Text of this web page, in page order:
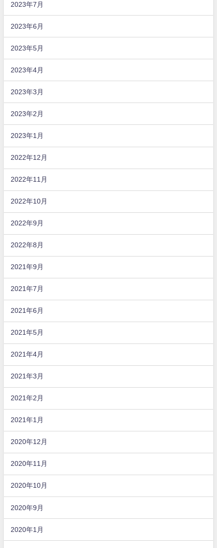
2023年7月
2023年6月
2023年5月
2023年4月
2023年3月
2023年2月
2023年1月
2022年12月
2022年11月
2022年10月
2022年9月
2022年8月
2021年9月
2021年7月
2021年6月
2021年5月
2021年4月
2021年3月
2021年2月
2021年1月
2020年12月
2020年11月
2020年10月
2020年9月
2020年1月